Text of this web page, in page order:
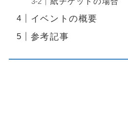
イベントの概要
参考記事